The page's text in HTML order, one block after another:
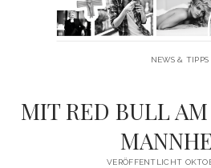
IMPRESSUM &
NEWS & TIPPS
MIT RED BULL
VERÖFFENTLICHT